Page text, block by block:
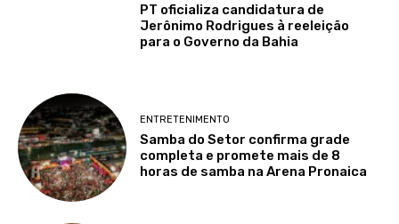
PT oficializa candidatura de
Jerônimo Rodrigues à reeleição
para o Governo da Bahia
ENTRETENIMENTO
Samba do Setor confirma grade
completa e promete mais de 8
horas de samba na Arena Pronaica